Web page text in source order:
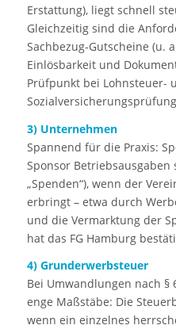
Erstattung), liegt schnell
Gleichzeitig sind die
Sachbezug-Gutscheine (u.
Einlösbarkeit und
Prüfpunkt bei Lohnsteuer-
3) Unternehmen
Spannend für die Praxis:
Sponsor
„Spenden“), wenn der
erbringt – etwa durch
und die Vermarktung der
hat das FG Hamburg
4) Grunderwerbsteuer
Bei Umwandlungen nach §
enge Maßstäbe: Die
wenn ein einzelnes